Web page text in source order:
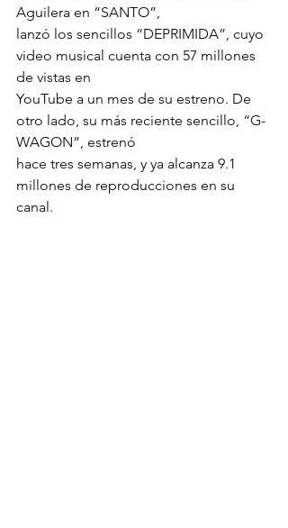
Aguilera en “SANTO”,
lanzó los sencillos “DEPRIMIDA”, cuyo
video musical cuenta con 57 millones
de vistas en
YouTube a un mes de su estreno. De
otro lado, su más reciente sencillo, “G-
WAGON”, estrenó
hace tres semanas, y ya alcanza 9.1
millones de reproducciones en su
canal.